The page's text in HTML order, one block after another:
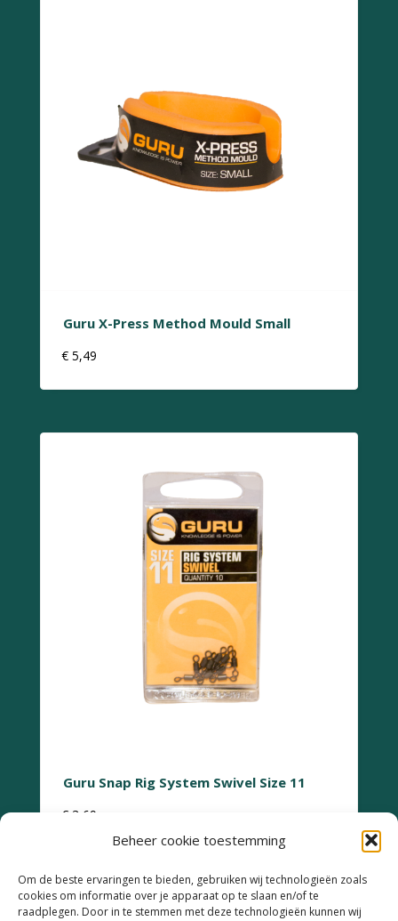
Beheer cookie toestemming
Om de beste ervaringen te bieden, gebruiken wij technologieën zoals
cookies om informatie over je apparaat op te slaan en/of te
raadplegen. Door in te stemmen met deze technologieën kunnen wij
Guru X-Press Method Mould Small
€ 5,49
Guru Snap Rig System Swivel Size 11
€ 3,69